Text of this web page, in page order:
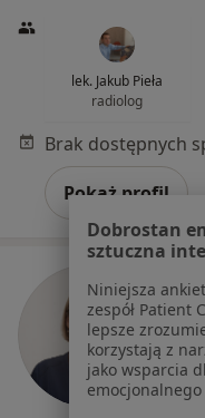
lek. Jakub Pieła
radiolog
Pokaż profil
Dobrostan
sztuczna
Niniejsza
zespół Patient
lepsze
korzystają z
jako wsparcia